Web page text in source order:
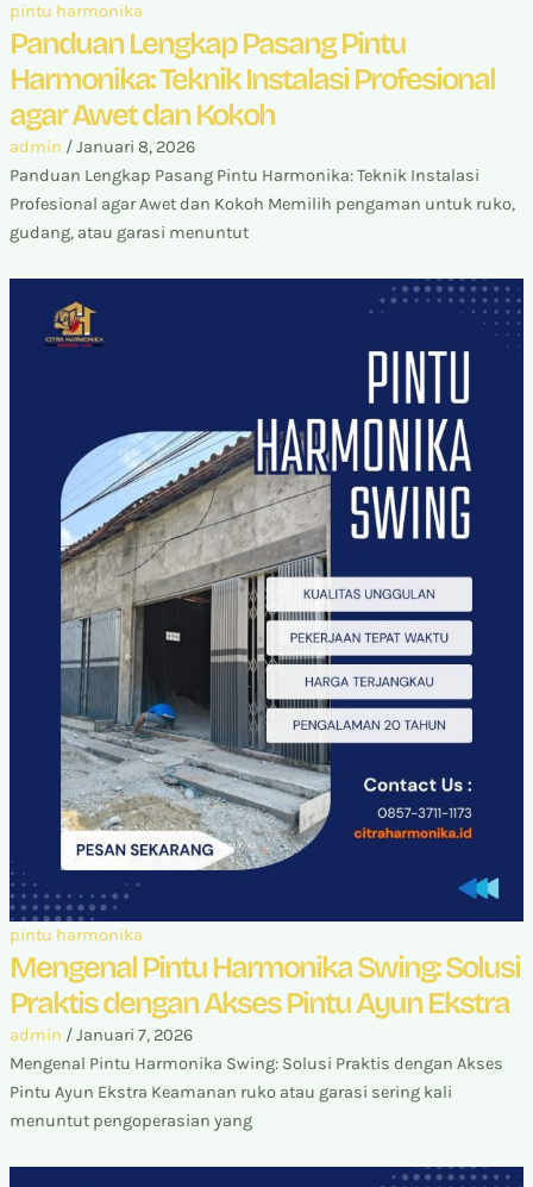
pintu harmonika
Panduan Lengkap Pasang Pintu
Harmonika: Teknik Instalasi Profesional
agar Awet dan Kokoh
admin /Januari 8, 2026
Panduan Lengkap Pasang Pintu Harmonika: Teknik Instalasi
Profesional agar Awet dan Kokoh Memilih pengaman untuk ruko,
gudang, atau garasi menuntut
pintu harmonika
Mengenal Pintu Harmonika Swing: Solusi
Praktis dengan Akses Pintu Ayun Ekstra
admin /Januari 7, 2026
Mengenal Pintu Harmonika Swing: Solusi Praktis dengan Akses
Pintu Ayun Ekstra Keamanan ruko atau garasi sering kali
menuntut pengoperasian yang